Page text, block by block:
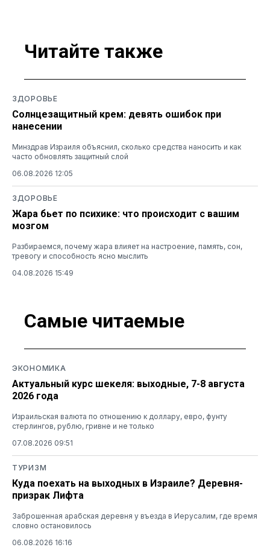
Читайте также
ЗДОРОВЬЕ
Солнцезащитный крем: девять ошибок при
нанесении
Минздрав Израиля объяснил, сколько средства наносить и как
часто обновлять защитный слой
06.08.2026 12:05
ЗДОРОВЬЕ
Жара бьет по психике: что происходит с вашим
мозгом
Разбираемся, почему жара влияет на настроение, память, сон,
тревогу и способность ясно мыслить
04.08.2026 15:49
Самые читаемые
ЭКОНОМИКА
Актуальный курс шекеля: выходные, 7-8 августа
2026 года
Израильская валюта по отношению к доллару, евро, фунту
стерлингов, рублю, гривне и не только
07.08.2026 09:51
ТУРИЗМ
Куда поехать на выходных в Израиле? Деревня-
призрак Лифта
Заброшенная арабская деревня у въезда в Иерусалим, где время
словно остановилось
06.08.2026 16:16